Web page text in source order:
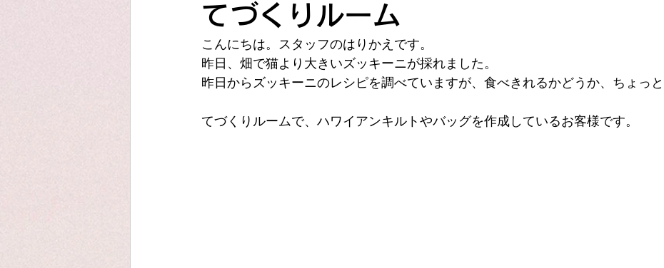
JUKIアップサイクル アフターサービス お客様作品
てづくりルーム
こんにちは。スタッフのはりかえです。
昨日、畑で猫より大きいズッキーニが採れました。
昨日からズッキーニのレシピを調べていますが、食べきれるかどうか、ちょっと
てづくりルームで、ハワイアンキルトやバッグを作成しているお客様です。